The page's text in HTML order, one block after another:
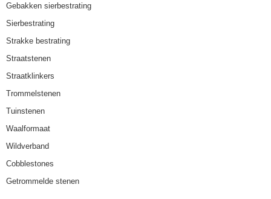
Gebakken sierbestrating
Sierbestrating
Strakke bestrating
Straatstenen
Straatklinkers
Trommelstenen
Tuinstenen
Waalformaat
Wildverband
Cobblestones
Getrommelde stenen